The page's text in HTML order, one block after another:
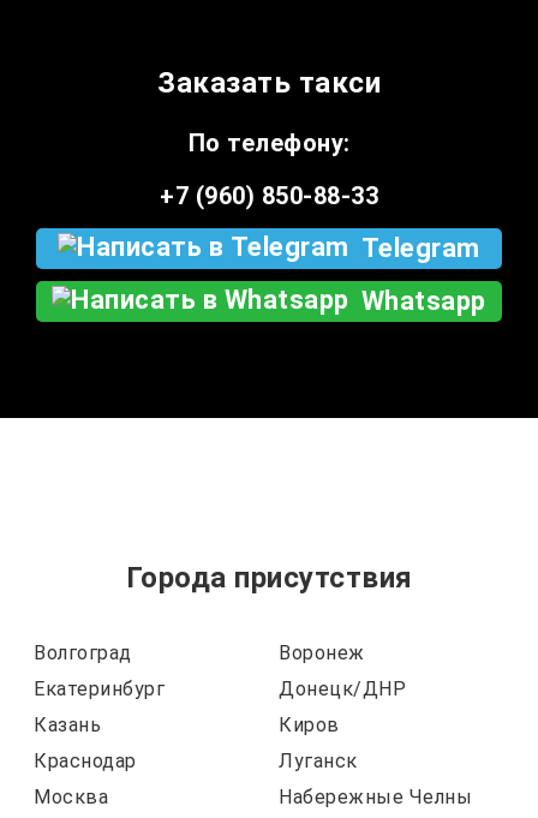
Заказать такси
По телефону:
+7 (960) 850-88-33
Telegram
Whatsapp
Города присутствия
Волгоград
Воронеж
Екатеринбург
Донецк/ДНР
Казань
Киров
Краснодар
Луганск
Москва
Набережные Челны